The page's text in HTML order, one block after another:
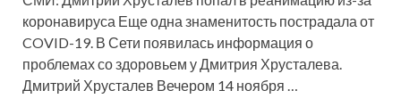
коронавируса Еще одна знаменитость пострадала от
COVID-19. В Сети появилась информация о
проблемах со здоровьем у Дмитрия Хрусталева.
Дмитрий Хрусталев Вечером 14 ноября …